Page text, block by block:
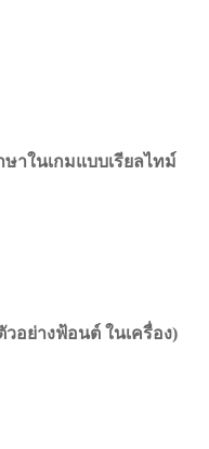
าในเกมแบบเรียลไทม์
วอย่างฟ้อนต์ ในเครื่อง)